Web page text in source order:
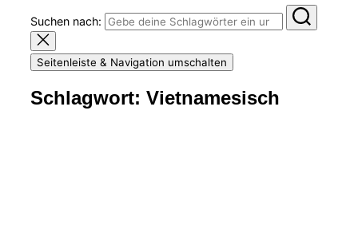
Suchen nach:
Seitenleiste & Navigation umschalten
Schlagwort: Vietnamesisch